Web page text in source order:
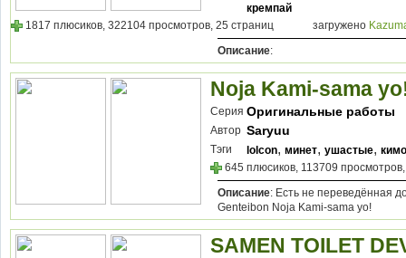
кремпай
1817 плюсиков, 322104 просмотров, 25 страниц
загружено
Описание:
Noja Kami-sama
Серия Оригинальные работы
Автор Saryuu
Тэги lolcon, минет, ушастые,
645 плюсиков, 113709
Описание: Есть не переведённая
Genteibon Noja Kami-sama yo!
SAMEN TOILET